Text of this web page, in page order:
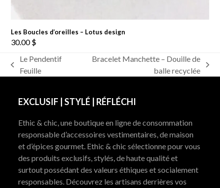
Les Boucles d’oreilles – Lotus design
30.00$
previous
Le Pendentif
Feuille
Bracelet Manchette – Douille de
balle recyclée
EXCLUSIF | STYLÉ | RÉFLÉCHI
Ethic & chic, une boutique en ligne de consommation
responsable d’accessoires vestimentaires, de maison
et d’épices gourmet. Ethic & chic sélectionne pour vous
des produits exclusifs, stylés, de haute qualité et
surtout possédant des valeurs éthiques et socialement
responsables. Découvrez les artisans derrières vos